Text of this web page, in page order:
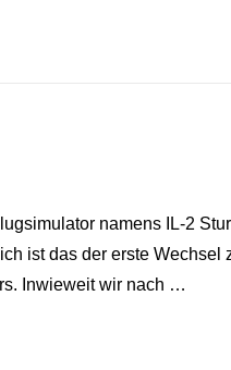
namens IL-2
ist das der erste Wechsel
Inwieweit wir nach …